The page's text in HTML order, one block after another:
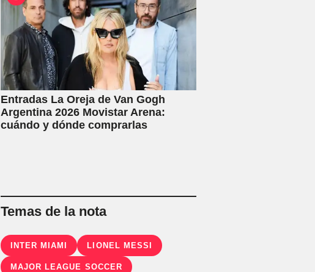
Entradas La Oreja de Van Gogh
Argentina 2026 Movistar Arena:
cuándo y dónde comprarlas
Temas de la nota
INTER MIAMI LIONEL MESSI
MAJOR LEAGUE SOCCER